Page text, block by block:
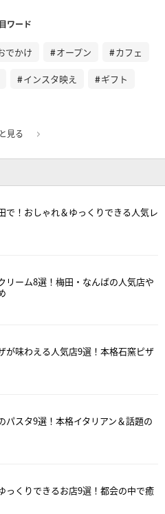
ワード
でかけ オープン カフェ
インスタ映え ギフト
見る
で！おしゃれ＆ゆっくりできる人気レ
リーム8選！梅田・なんばの人気店や
が味わえる人気店9選！本格石窯ピザ
パスタ9選！本格イタリアン＆話題の
っくりできるお店9選！都会の中で癒